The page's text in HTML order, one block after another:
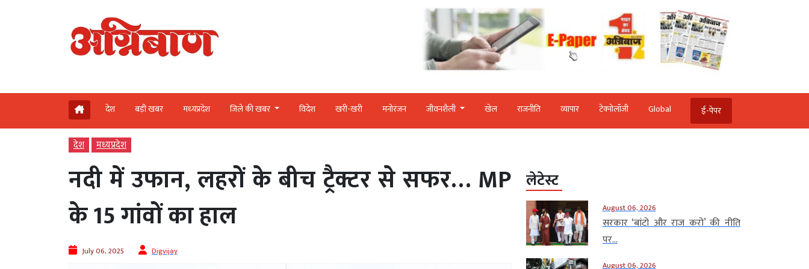
देश बड़ी खबर मध्‍यप्रदेश जिले की खबर विदेश खरी-खरी मनोरंजन जीवनशैली खेल राजनीति व्‍यापार टेक्‍नोलॉजी Global ई-पेपर
देश मध्‍यप्रदेश
नदी में उफान, लहरों के बीच ट्रैक्टर से सफर… MP
के 15 गांवों का हाल
July 06, 2025 Digvijay
लेटेस्ट
August 06, 2026
सरकार ‘बांटो और राज करो’ की नीति
पर...
August 06, 2026